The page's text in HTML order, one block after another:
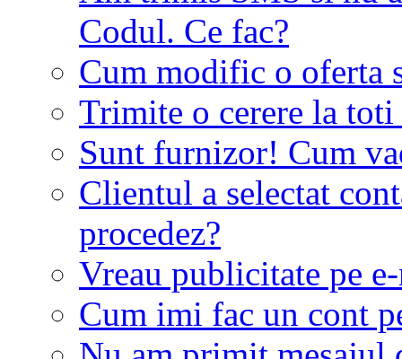
Codul. Ce fac?
Cum modific o oferta
Trimite o cerere la
Sunt furnizor! Cum
Clientul a selectat
procedez?
Vreau publicitate pe
Cum imi fac un cont